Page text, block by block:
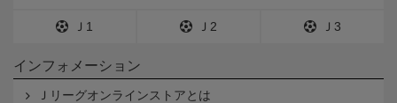
Ｊ1 Ｊ2 Ｊ3
インフォメーション
Ｊリーグオンラインストアとは